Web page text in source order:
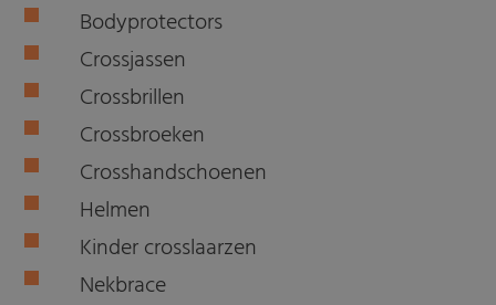
Bodyprotectors
Crossjassen
Crossbrillen
Crossbroeken
Crosshandschoenen
Helmen
Kinder crosslaarzen
Nekbrace